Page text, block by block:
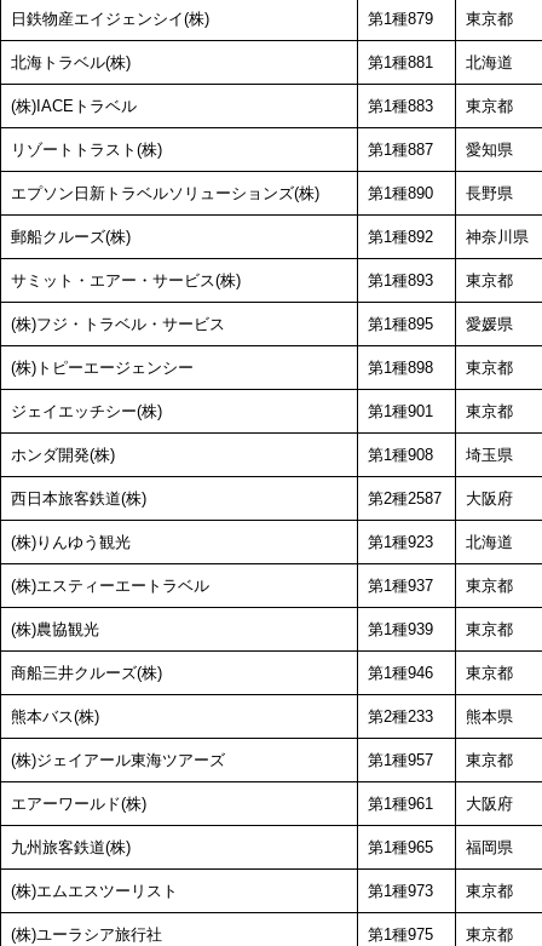
日鉄物産エイジェンシイ(株) 第1種879 東京都
北海トラベル(株) 第1種881 北海道
(株)IACEトラベル 第1種883 東京都
リゾートトラスト(株) 第1種887 愛知県
エプソン日新トラベルソリューションズ(株) 第1種890 長野県
郵船クルーズ(株) 第1種892 神奈川県
サミット・エアー・サービス(株) 第1種893 東京都
(株)フジ・トラベル・サービス 第1種895 愛媛県
(株)トピーエージェンシー 第1種898 東京都
ジェイエッチシー(株) 第1種901 東京都
ホンダ開発(株) 第1種908 埼玉県
西日本旅客鉄道(株) 第2種2587 大阪府
(株)りんゆう観光 第1種923 北海道
(株)エスティーエートラベル 第1種937 東京都
(株)農協観光 第1種939 東京都
商船三井クルーズ(株) 第1種946 東京都
熊本バス(株) 第2種233 熊本県
(株)ジェイアール東海ツアーズ 第1種957 東京都
エアーワールド(株) 第1種961 大阪府
九州旅客鉄道(株) 第1種965 福岡県
(株)エムエスツーリスト 第1種973 東京都
(株)ユーラシア旅行社 第1種975 東京都